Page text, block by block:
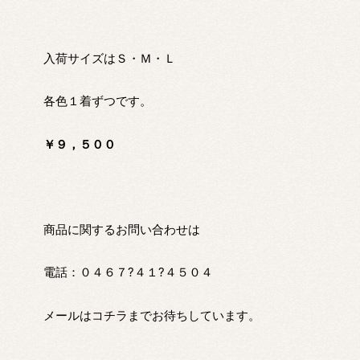
入荷サイズはＳ・Ｍ・Ｌ
各色１着ずつです。
￥９，５００
商品に関するお問い合わせは
電話：０４６７?４１?４５０４
メールはコチラ までお待ちしています。